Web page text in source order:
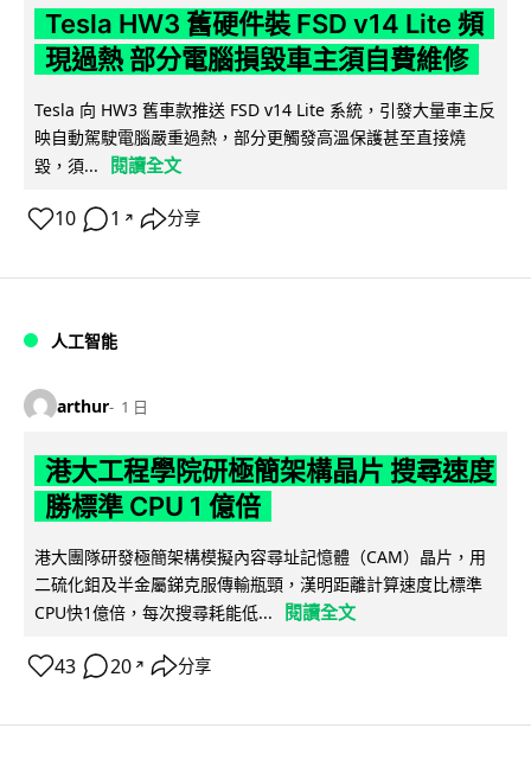
Tesla HW3 舊硬件裝 FSD v14 Lite 頻
現過熱 部分電腦損毀車主須自費維修
Tesla 向 HW3 舊車款推送 FSD v14 Lite 系統，引發大量車主反
映自動駕駛電腦嚴重過熱，部分更觸發高溫保護甚至直接燒
毀，須...
閱讀全文
10 1 ↗ 分享
人工智能
arthur 1 日
港大工程學院研極簡架構晶片 搜尋速度
勝標準 CPU 1 億倍
港大團隊研發極簡架構模擬內容尋址記憶體（CAM）晶片，用
二硫化鉬及半金屬銻克服傳輸瓶頸，漢明距離計算速度比標準
CPU快1億倍，每次搜尋耗能低...
閱讀全文
43 20 ↗ 分享